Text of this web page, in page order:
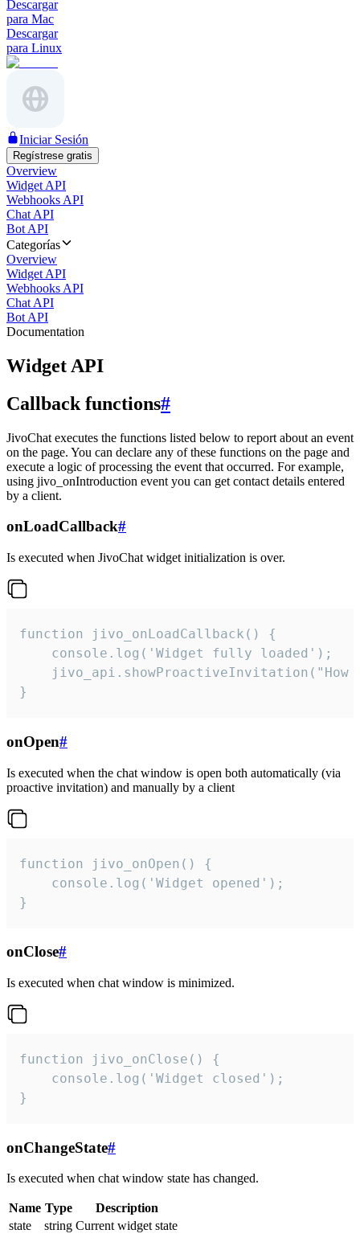
Descargar
para Mac
Descargar
para Linux
Iniciar Sesión
Regístrese gratis
Overview
Widget API
Webhooks API
Chat API
Bot API
Categorías
Overview
Widget API
Webhooks API
Chat API
Bot API
Documentation
Widget API
Callback functions#
JivoChat executes the functions listed below to report about an event
on the page. You can declare any of these functions on the page and
execute a logic of processing the event that occurred. For example,
using jivo_onIntroduction event you can get contact details entered
by a client.
onLoadCallback#
Is executed when JivoChat widget initialization is over.
function jivo_onLoadCallback() {
    console.log('Widget fully loaded');
jivo_api.showProactiveInvitation("How
}
onOpen#
Is executed when the chat window is open both automatically (via
proactive invitation) and manually by a client
function jivo_onOpen() {
    console.log('Widget opened');
}
onClose#
Is executed when chat window is minimized.
function jivo_onClose() {
    console.log('Widget closed');
}
onChangeState#
Is executed when chat window state has changed.
Name Type
Description
state
string Current widget state